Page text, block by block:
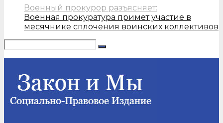
Военный прокурор разъясняет:
Военная прокуратура примет участие в
месячнике сплочения воинских коллективов